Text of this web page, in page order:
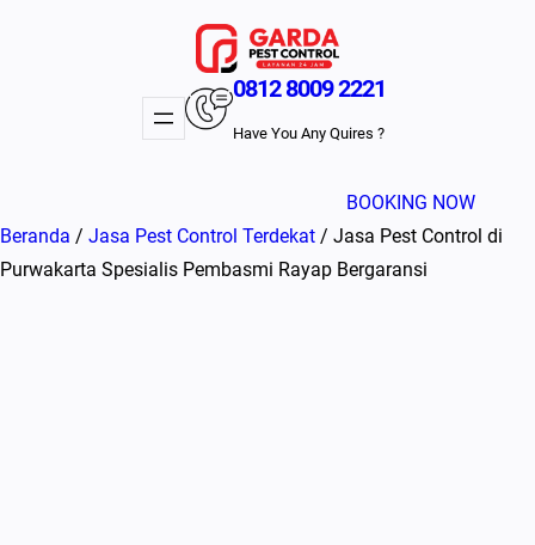
0812 8009 2221
Have You Any Quires ?
BOOKING NOW
Beranda / Jasa Pest Control Terdekat / Jasa Pest Control di
Purwakarta Spesialis Pembasmi Rayap Bergaransi